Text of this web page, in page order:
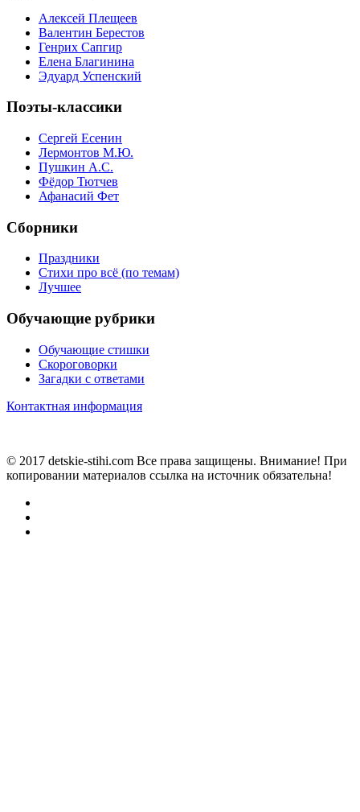
Алексей Плещеев
Валентин Берестов
Генрих Сапгир
Елена Благинина
Эдуард Успенский
Поэты-классики
Сергей Есенин
Лермонтов М.Ю.
Пушкин А.С.
Фёдор Тютчев
Афанасий Фет
Сборники
Праздники
Стихи про всё (по темам)
Лучшее
Обучающие рубрики
Обучающие стишки
Скороговорки
Загадки с ответами
Контактная информация
© 2017 detskie-stihi.com Все права защищены. Внимание! При
копировании материалов ссылка на источник обязательна!